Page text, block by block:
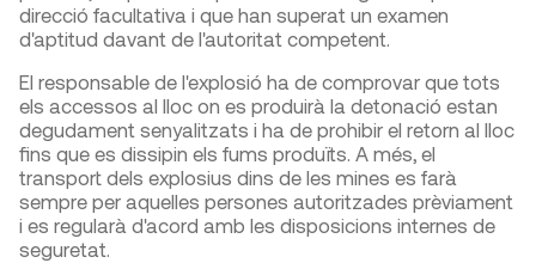
direcció facultativa i que han superat un examen
d'aptitud davant de l'autoritat competent.
El responsable de l'explosió ha de comprovar que tots
els accessos al lloc on es produirà la detonació estan
degudament senyalitzats i ha de prohibir el retorn al lloc
fins que es dissipin els fums produïts. A més, el
transport dels explosius dins de les mines es farà
sempre per aquelles persones autoritzades prèviament
i es regularà d'acord amb les disposicions internes de
seguretat.